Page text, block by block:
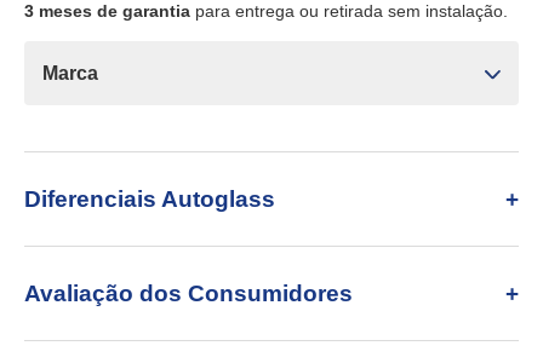
3 meses de garantia para entrega ou retirada sem instalação.
Marca
Diferenciais Autoglass
Avaliação dos Consumidores